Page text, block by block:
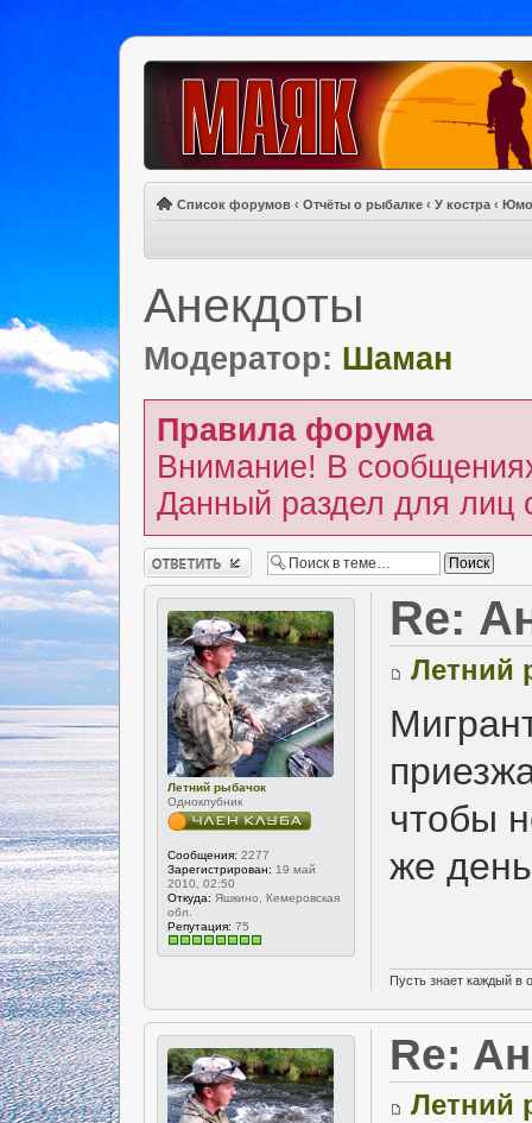
Список форумов ‹ Отчёты о рыбалке ‹ У костра ‹
Анекдоты
Модератор: Шаман
Правила форума
Внимание! В
Данный раздел для лиц
Ответить
Летний рыбачок
Одноклубник
Сообщения: 2277
Зарегистрирован: 19 май
2010, 02:50
Откуда: Яшкино, Кемеровская
обл.
Репутация: 75
Re:
Летний
чтобы
же
Пусть знает каждый в
Re:
Летний